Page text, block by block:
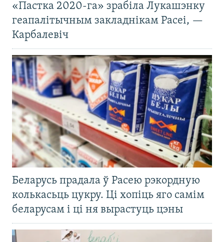
«Пастка 2020-га» зрабіла Лукашэнку
геапалітычным закладнікам Расеі, —
Карбалевіч
Беларусь прадала ў Расею рэкордную
колькасьць цукру. Ці хопіць яго самім
беларусам і ці ня вырастуць цэны